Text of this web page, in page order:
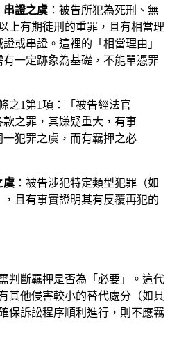
串證之虞 ：被告所犯為死刑、無
上有期徒刑的重罪，且有相當理
或串證。這裡的「相當理由」
一定跡象為基礎，不能單憑罪
之1第1項：「被告經法官
之罪，其嫌疑重大，有事
犯罪之虞，而有羈押之必
虞 ：被告涉犯特定類型犯罪（如
且有事實證明其有反覆再犯的
判斷羈押是否為「必要」。這代
其他侵害較小的替代處分（如具
保訴訟程序順利進行，則不應羈